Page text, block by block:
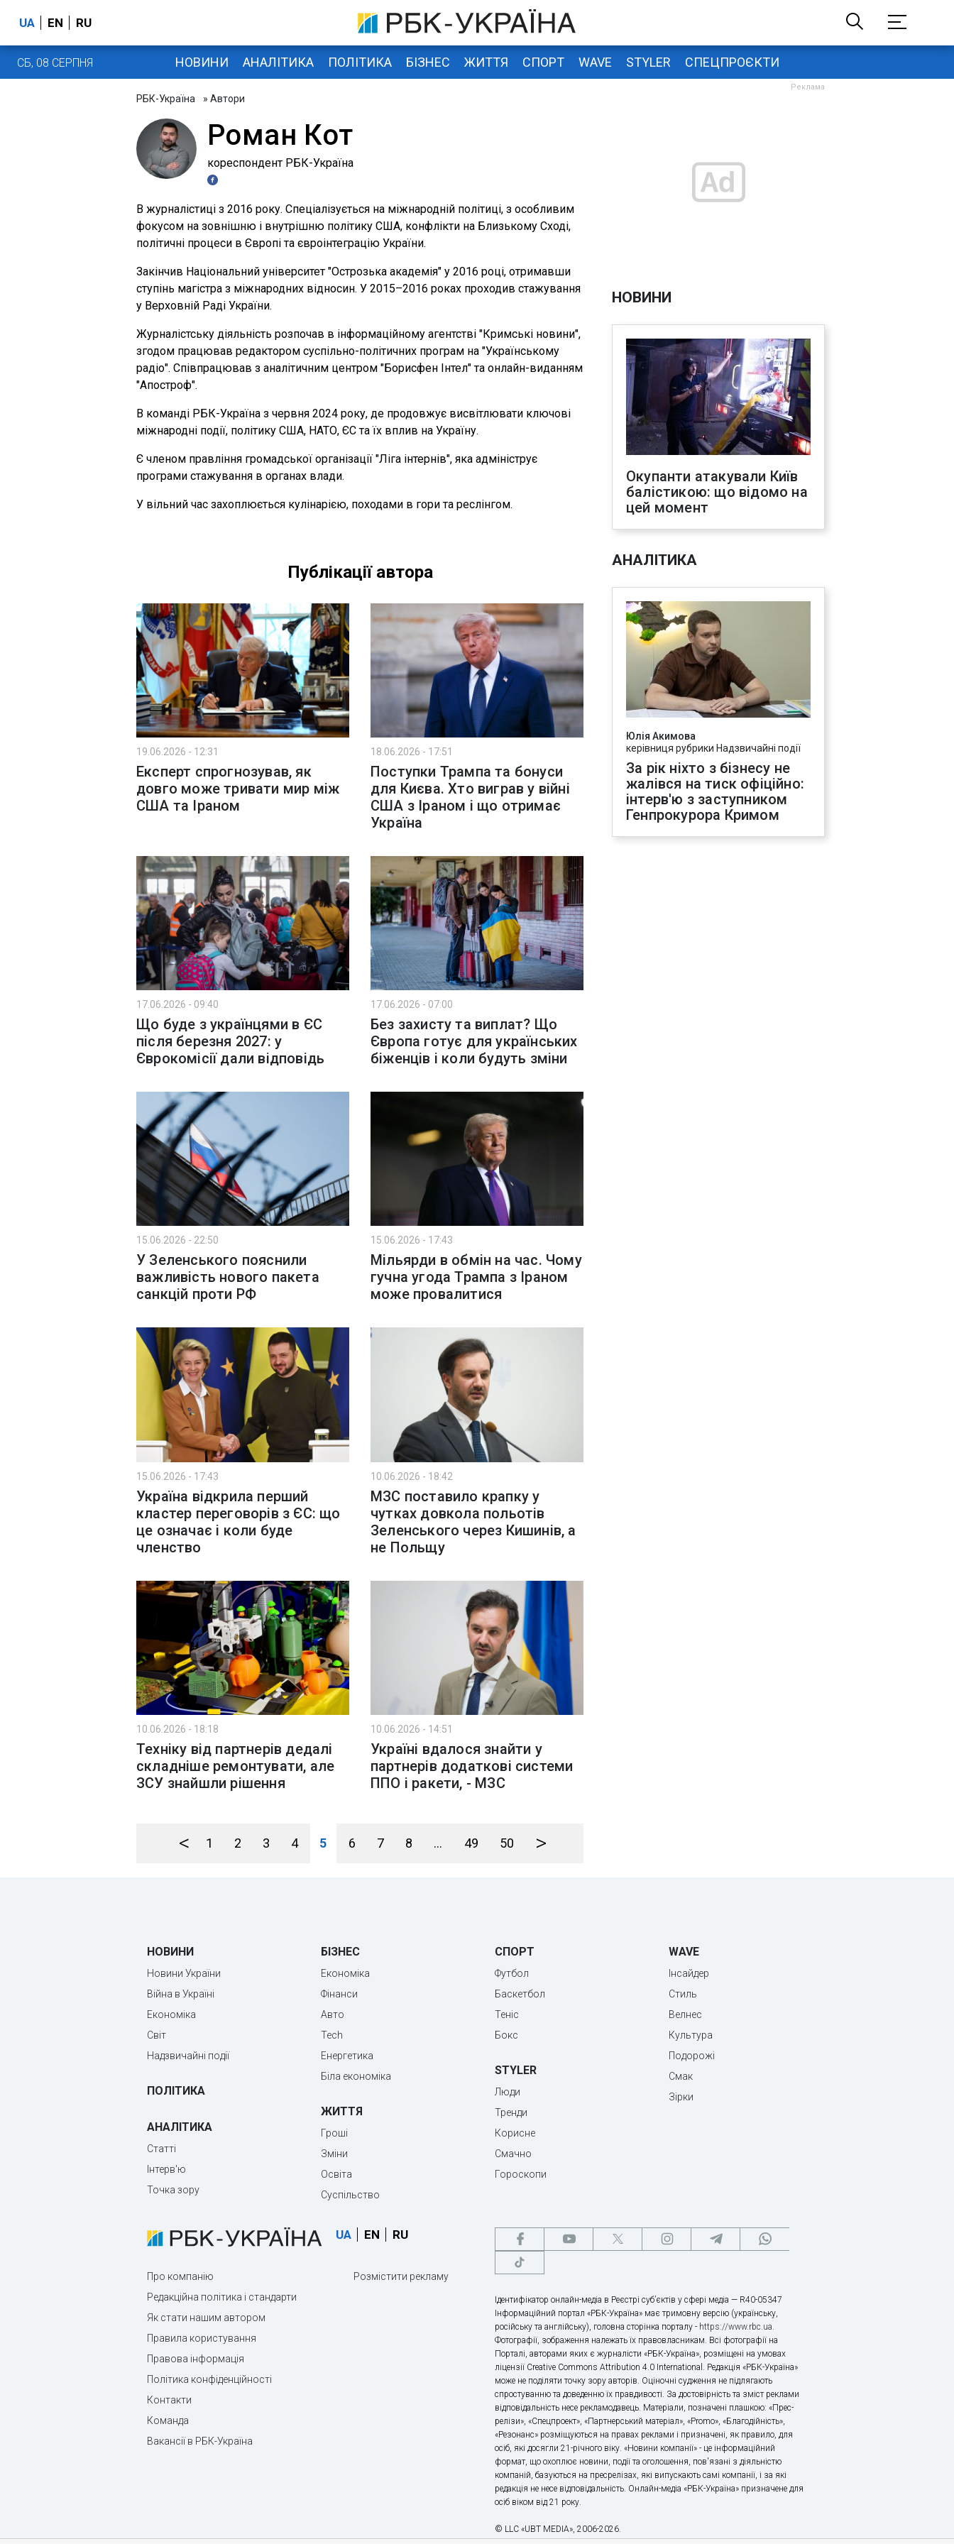
UA EN RU
СБ, 08 СЕРПНЯ НОВИНИ АНАЛІТИКА ПОЛІТИКА БІЗНЕС ЖИТТЯ СПОРТ WAVE STYLER СПЕЦПРОЄКТИ
РБК-Україна » Автори
Роман Кот
кореспондент РБК-Україна
В журналістиці з 2016 року. Спеціалізується на міжнародній політиці, з особливим
фокусом на зовнішню і внутрішню політику США, конфлікти на Близькому Сході,
політичні процеси в Європі та євроінтеграцію України.
Закінчив Національний університет "Острозька академія" у 2016 році, отримавши
ступінь магістра з міжнародних відносин. У 2015–2016 роках проходив стажування
у Верховній Раді України.
Журналістську діяльність розпочав в інформаційному агентстві "Кримські новини",
згодом працював редактором суспільно-політичних програм на "Українському
радіо". Співпрацював з аналітичним центром "Борисфен Інтел" та онлайн-виданням
"Апостроф".
В команді РБК-Україна з червня 2024 року, де продовжує висвітлювати ключові
міжнародні події, політику США, НАТО, ЄС та їх вплив на Україну.
Є членом правління громадської організації "Ліга інтернів", яка адмініструє
програми стажування в органах влади.
У вільний час захоплюється кулінарією, походами в гори та реслінгом.
Публікації автора
19.06.2026 - 12:31
Експерт спрогнозував, як
довго може тривати мир між
США та Іраном
18.06.2026 - 17:51
Поступки Трампа та бонуси
для Києва. Хто виграв у війні
США з Іраном і що отримає
Україна
17.06.2026 - 09:40
Що буде з українцями в ЄС
після березня 2027: у
Єврокомісії дали відповідь
17.06.2026 - 07:00
Без захисту та виплат? Що
Європа готує для українських
біженців і коли будуть зміни
15.06.2026 - 22:50
У Зеленського пояснили
важливість нового пакета
санкцій проти РФ
15.06.2026 - 17:43
Мільярди в обмін на час. Чому
гучна угода Трампа з Іраном
може провалитися
15.06.2026 - 17:43
Україна відкрила перший
кластер переговорів з ЄС: що
це означає і коли буде
членство
10.06.2026 - 18:42
МЗС поставило крапку у
чутках довкола польотів
Зеленського через Кишинів, а
не Польщу
10.06.2026 - 18:18
Техніку від партнерів дедалі
складніше ремонтувати, але
ЗСУ знайшли рішення
10.06.2026 - 14:51
Україні вдалося знайти у
партнерів додаткові системи
ППО і ракети, - МЗС
< 1 2 3 4 5 6 7 8 ... 49 50 >
НОВИНИ
Окупанти атакували Київ
балістикою: що відомо на
цей момент
АНАЛІТИКА
Юлія Акимова
керівниця рубрики Надзвичайні події
За рік ніхто з бізнесу не
жалівся на тиск офіційно:
інтерв'ю з заступником
Генпрокурора Кримом
НОВИНИ
Новини України
Війна в Україні
Економіка
Світ
Надзвичайні події
ПОЛІТИКА
АНАЛІТИКА
Статті
Інтерв'ю
Точка зору
БІЗНЕС
Економіка
Фінанси
Авто
Tech
Енергетика
Біла економіка
ЖИТТЯ
Гроші
Зміни
Освіта
Суспільство
СПОРТ
Футбол
Баскетбол
Теніс
Бокс
STYLER
Люди
Тренди
Корисне
Смачно
Гороскопи
WAVE
Інсайдер
Стиль
Велнес
Культура
Подорожі
Смак
Зірки
UA EN RU
Про компанію
Редакційна політика і стандарти
Як стати нашим автором
Правила користування
Правова інформація
Політика конфіденційності
Контакти
Команда
Вакансії в РБК-Україна
Розмістити рекламу
Ідентифікатор онлайн-медіа в Реєстрі суб’єктів у сфері медіа — R40-05347
Інформаційний портал «РБК-Україна» має тримовну версію (українську,
російську та англійську), головна сторінка порталу - https://www.rbc.ua.
Фотографії, зображення належать їх правовласникам. Всі фотографії на
Порталі, авторами яких є журналісти «РБК-Україна», розміщені на умовах
ліцензії Creative Commons Attribution 4.0 International. Редакція «РБК-Україна»
може не поділяти точку зору авторів. Оціночні судження не підлягають
спростуванню та доведенню їх правдивості. За достовірність та зміст реклами
відповідальність несе рекламодавець. Матеріали, позначені плашкою: «Прес-
релізи», «Спецпроект», «Партнерський матеріал», «Promo», «Благодійність»,
«Резонанс» розміщуються на правах реклами і призначені, як правило, для
осіб, які досягли 21-річного віку. «Новини компанії» - це інформаційний
формат, що охоплює новини, події та оголошення, пов'язані з діяльністю
компаній, базуються на пресрелізах, які випускають самі компанії, і за які
редакція не несе відповідальність. Онлайн-медіа «РБК-Україна» призначене для
осіб віком від 21 року.
© LLC «UBT MEDIA», 2006-2026.